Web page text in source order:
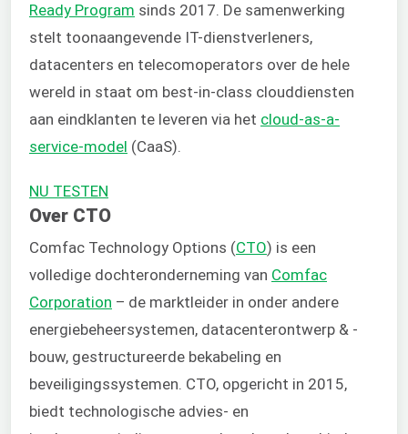
Ready Program sinds 2017. De samenwerking
stelt toonaangevende IT-dienstverleners,
datacenters en telecomoperators over de hele
wereld in staat om best-in-class clouddiensten
aan eindklanten te leveren via het cloud-as-a-
service-model (CaaS).
NU TESTEN
Over CTO
Comfac Technology Options (CTO) is een
volledige dochteronderneming van Comfac
Corporation – de marktleider in onder andere
energiebeheersystemen, datacenterontwerp & -
bouw, gestructureerde bekabeling en
beveiligingssystemen. CTO, opgericht in 2015,
biedt technologische advies- en